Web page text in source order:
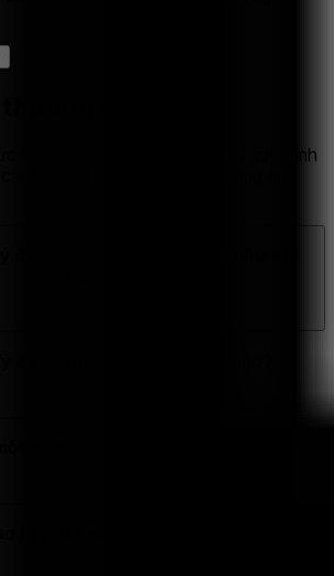
gặp
hợp tác với đối tác / đại lý và quy trình
chi tiết sẽ nhận được hướng dẫn
đại lý, quy trình sẽ diễn ra như thế
được quyết định như thế nào?
được đăng ký đại lý phải không?
hay phí gia nhập không?